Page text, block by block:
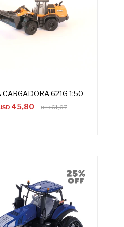
CARGADORA 621G 1:50
45,80 USD61,07